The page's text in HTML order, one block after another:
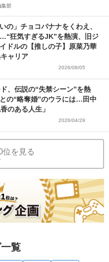
集部
の」チョコバナナをくわえ、
狂気すぎるJK”を熱演、旧ジ
ドルの【推しの子】原菜乃華
キャリア
2026/08/05
、伝説の“失禁シーン”を熱
の“略奪婚”のウラには…田中
のある人生」
2026/04/29
位を見る
覧